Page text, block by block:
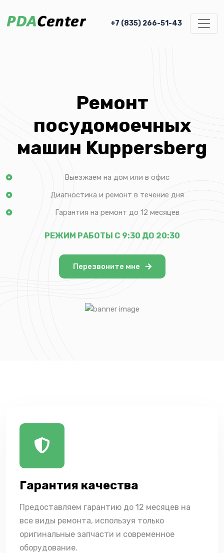
+7 (835) 266-51-43
Ремонт
посудомоечных
машин Kuppersberg
Выезжаем на дом или в офис
Диагностика и ремонт в течение дня
Гарантия на ремонт до 12 месяцев
РЕЖИМ РАБОТЫ С 9:30 ДО 20:30
Перезвоните мне
Гарантия качества
Предоставляем гарантию до 12 месяцев на
все виды ремонта, используя только
оригинальные запчасти и современное
оборудование.